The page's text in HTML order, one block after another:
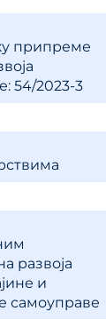
припреме
54/2023-3
развоја
и
самоуправе